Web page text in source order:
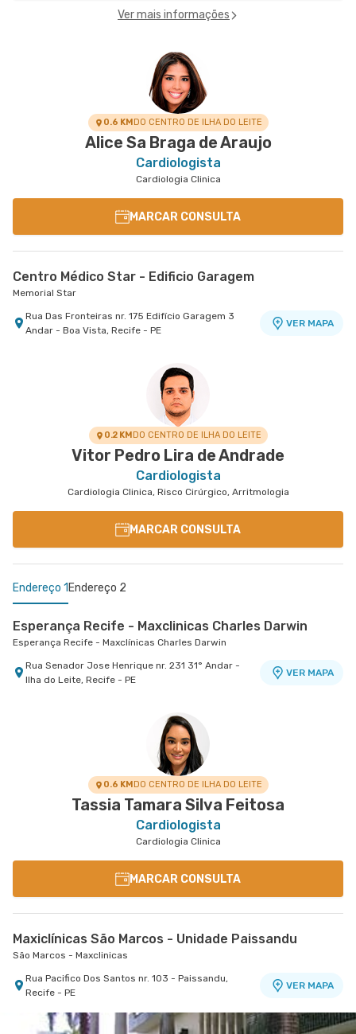
Ver mais informações
0.6 KMDO CENTRO DE ILHA DO LEITE
Alice Sa Braga de Araujo
Cardiologista
Cardiologia Clinica
MARCAR CONSULTA
Centro Médico Star - Edificio Garagem
Memorial Star
Rua Das Fronteiras nr. 175 Edifício Garagem 3
Andar - Boa Vista, Recife - PE
VER MAPA
0.2 KMDO CENTRO DE ILHA DO LEITE
Vitor Pedro Lira de Andrade
Cardiologista
Cardiologia Clinica, Risco Cirúrgico, Arritmologia
MARCAR CONSULTA
Endereço 1 Endereço 2
Esperança Recife - Maxclinicas Charles Darwin
Esperança Recife - Maxclínicas Charles Darwin
Rua Senador Jose Henrique nr. 231 31° Andar -
Ilha do Leite, Recife - PE
VER MAPA
Rua Pacifico Dos Santos nr. 103 - Paissandu,
0.6 KMDO CENTRO DE ILHA DO LEITE
Tassia Tamara Silva Feitosa
Cardiologista
Cardiologia Clinica
MARCAR CONSULTA
Maxiclínicas São Marcos - Unidade Paissandu
São Marcos - Maxclinicas
Rua Pacifico Dos Santos nr. 103 - Paissandu,
Recife - PE
VER MAPA